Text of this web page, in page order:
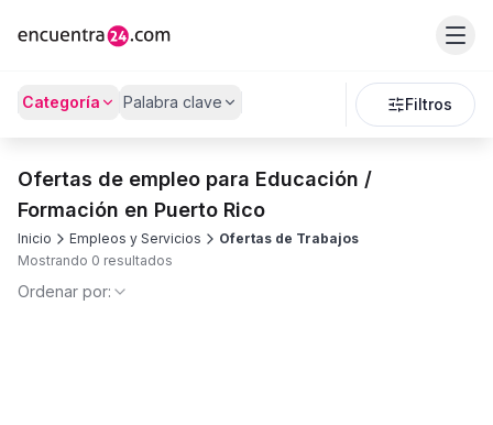
Categoría Palabra clave Filtros
Ofertas de empleo para Educación /
Formación en Puerto Rico
Inicio Empleos y Servicios
Ofertas de Trabajos
Mostrando 0 resultados
Ordenar por: